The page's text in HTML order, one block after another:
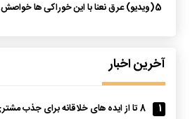
5(ویدیو) عرق نعنا با این خوراکی ها خواصش 10 برابر میشه
آخرین اخبار
1
8 تا از ایده های خلاقانه برای جذب مشتری کافه [کاربردی]